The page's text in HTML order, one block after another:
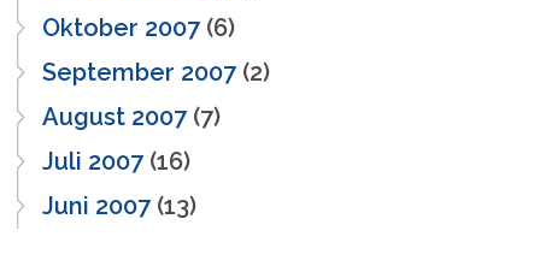
Oktober 2007(6)
September 2007(2)
August 2007(7)
Juli 2007(16)
Juni 2007(13)